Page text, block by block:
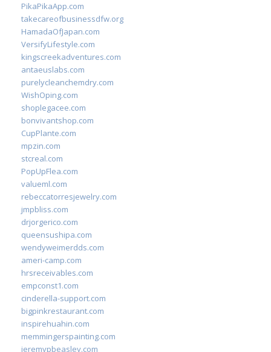
PikaPikaApp.com
takecareofbusinessdfw.org
HamadaOfJapan.com
VersifyLifestyle.com
kingscreekadventures.com
antaeuslabs.com
purelycleanchemdry.com
WishOping.com
shoplegacee.com
bonvivantshop.com
CupPlante.com
mpzin.com
stcreal.com
PopUpFlea.com
valueml.com
rebeccatorresjewelry.com
jmpbliss.com
drjorgerico.com
queensushipa.com
wendyweimerdds.com
ameri-camp.com
hrsreceivables.com
empconst1.com
cinderella-support.com
bigpinkrestaurant.com
inspirehuahin.com
memmingerspainting.com
jeremypbeasley.com